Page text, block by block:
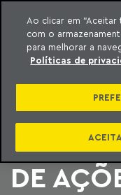
o conteúdo
Machado Meyer
A
SOBRE
DE
DE
Ao clicar em
com o
para melhorar a
Políticas de